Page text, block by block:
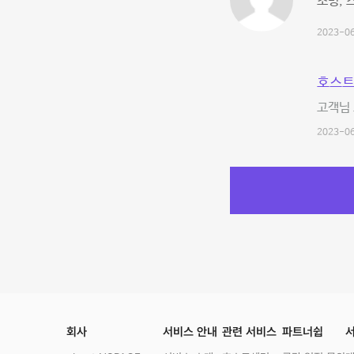
2023-
호스
고객
2023-
회사 서비스 안내 관련 서비스 파트너쉽